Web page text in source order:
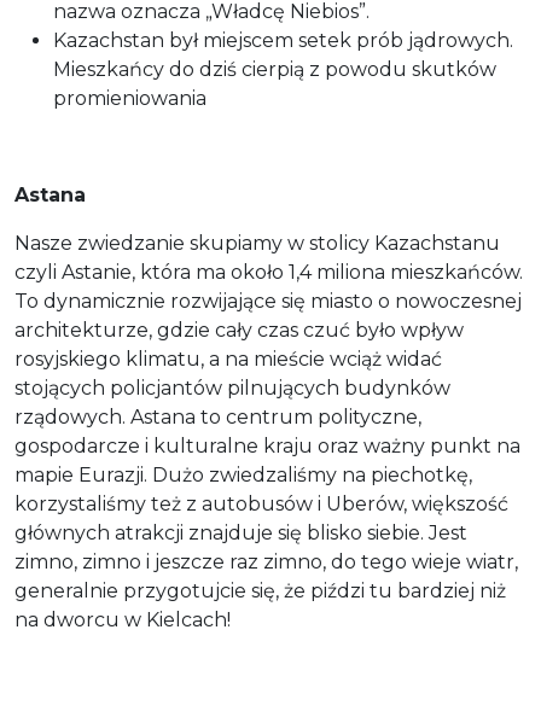
nazwa oznacza „Władcę Niebios”.
Kazachstan był miejscem setek prób jądrowych.
Mieszkańcy do dziś cierpią z powodu skutków
promieniowania
Astana
Nasze zwiedzanie skupiamy w stolicy Kazachstanu
czyli Astanie, która ma około 1,4 miliona mieszkańców.
To dynamicznie rozwijające się miasto o nowoczesnej
architekturze, gdzie cały czas czuć było wpływ
rosyjskiego klimatu, a na mieście wciąż widać
stojących policjantów pilnujących budynków
rządowych. Astana to centrum polityczne,
gospodarcze i kulturalne kraju oraz ważny punkt na
mapie Eurazji. Dużo zwiedzaliśmy na piechotkę,
korzystaliśmy też z autobusów i Uberów, większość
głównych atrakcji znajduje się blisko siebie. Jest
zimno, zimno i jeszcze raz zimno, do tego wieje wiatr,
generalnie przygotujcie się, że piździ tu bardziej niż
na dworcu w Kielcach!